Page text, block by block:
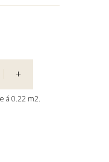
+
á 0.22 m2.